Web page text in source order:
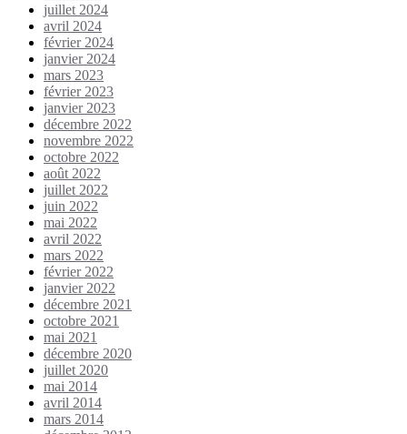
juillet 2024
avril 2024
février 2024
janvier 2024
mars 2023
février 2023
janvier 2023
décembre 2022
novembre 2022
octobre 2022
août 2022
juillet 2022
juin 2022
mai 2022
avril 2022
mars 2022
février 2022
janvier 2022
décembre 2021
octobre 2021
mai 2021
décembre 2020
juillet 2020
mai 2014
avril 2014
mars 2014